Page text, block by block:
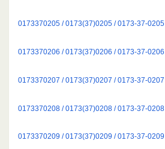
0173370205 / 0173(37)0205 / 0173-37-0205
0173370206 / 0173(37)0206 / 0173-37-0206
0173370207 / 0173(37)0207 / 0173-37-0207
0173370208 / 0173(37)0208 / 0173-37-0208
0173370209 / 0173(37)0209 / 0173-37-0209